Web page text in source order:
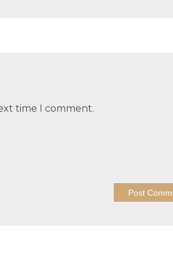
time I comment.